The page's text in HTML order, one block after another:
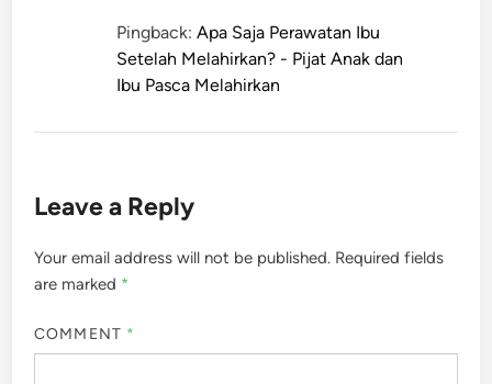
Pingback:Apa Saja Perawatan Ibu
Setelah Melahirkan? - Pijat Anak dan
Ibu Pasca Melahirkan
Leave a Reply
Your email address will not be published. Required fields
are marked *
COMMENT *